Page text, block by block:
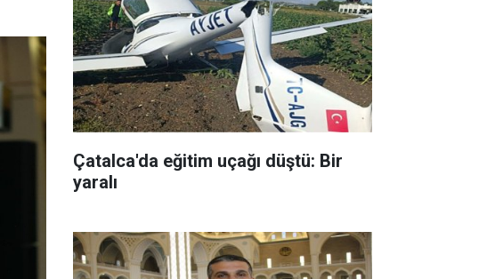
Çatalca'da eğitim uçağı düştü: Bir
yaralı